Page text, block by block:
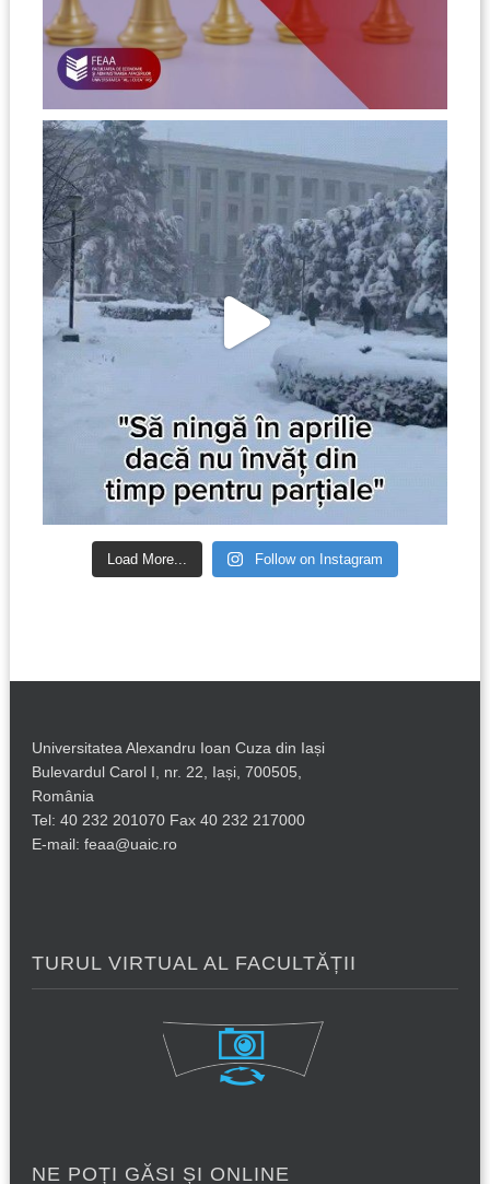
Load More... Follow on Instagram
Universitatea Alexandru Ioan Cuza din Iași
Bulevardul Carol I, nr. 22, Iași, 700505,
România
Tel: 40 232 201070 Fax 40 232 217000
E-mail: feaa@uaic.ro
TURUL VIRTUAL AL FACULTĂȚII
NE POȚI GĂSI ȘI ONLINE